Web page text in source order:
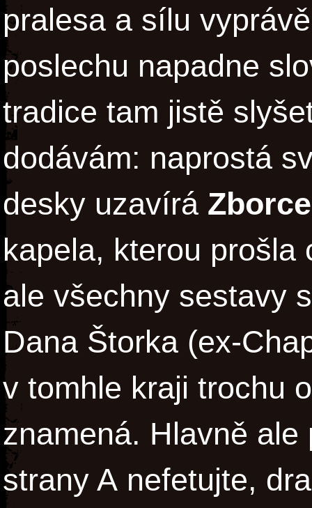
pralesa a sílu
poslechu napadne
tradice tam jistě
dodávám: naprostá
desky uzavírá
kapela, kterou
ale všechny sestavy
Dana Štorka (ex-
v tomhle kraji trochu
znamená. Hlavně
strany A nefetujte,